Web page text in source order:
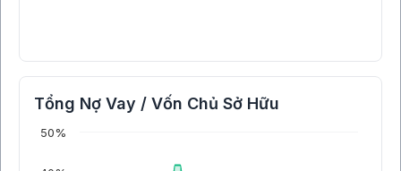
Tổng Nợ Vay / Vốn Chủ Sở Hữu
50%